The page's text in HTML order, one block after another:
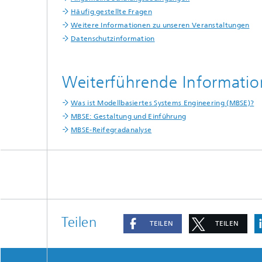
Häufig gestellte Fragen
Weitere Informationen zu unseren Veranstaltungen
Datenschutzinformation
Weiterführende
Was ist Modellbasiertes Systems Engineering (MBSE)?
MBSE: Gestaltung und Einführung
MBSE-Reifegradanalyse
Teilen TEILEN TEILEN